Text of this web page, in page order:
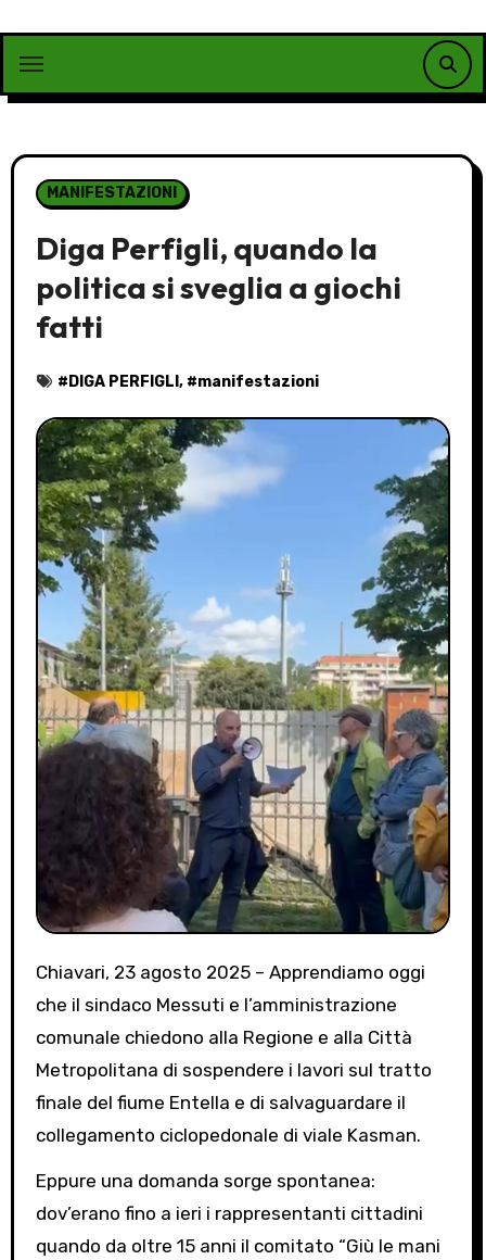
contenuto
MANIFESTAZIONI
Diga Perfigli, quando la
politica si sveglia a giochi
fatti
# DIGA PERFIGLI , #manifestazioni
Chiavari, 23 agosto 2025 – Apprendiamo oggi
che il sindaco Messuti e l’amministrazione
comunale chiedono alla Regione e alla Città
Metropolitana di sospendere i lavori sul tratto
finale del fiume Entella e di salvaguardare il
collegamento ciclopedonale di viale Kasman.
Eppure una domanda sorge spontanea:
dov’erano fino a ieri i rappresentanti cittadini
quando da oltre 15 anni il comitato “Giù le mani